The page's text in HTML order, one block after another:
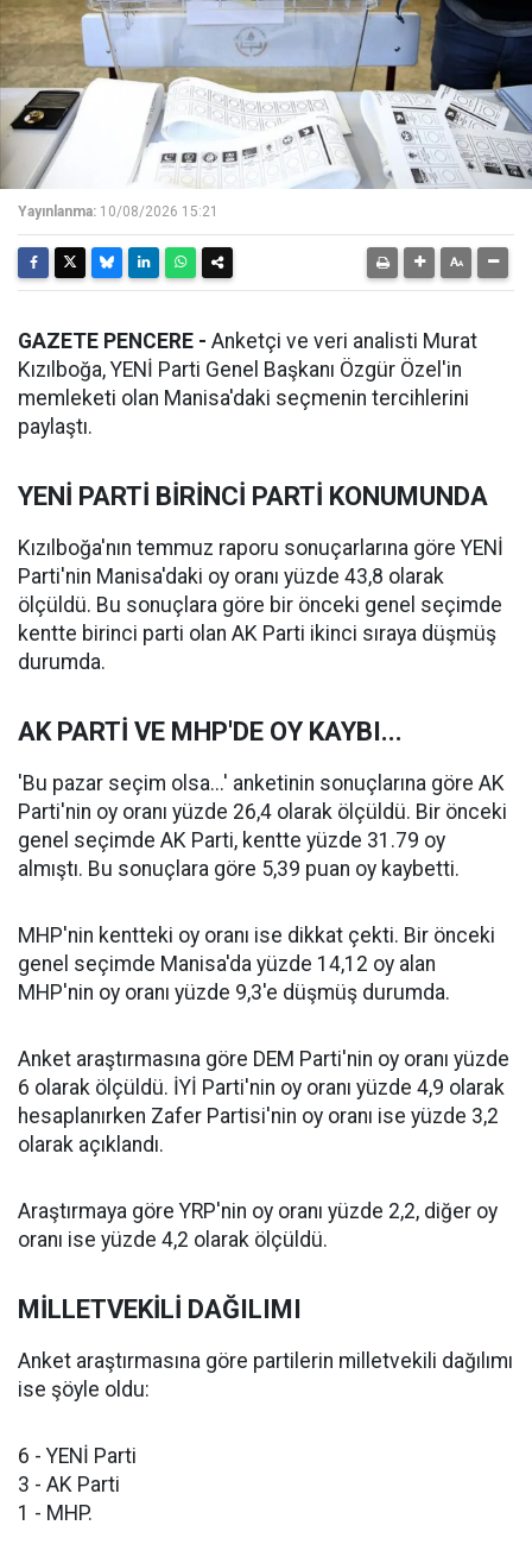
Yayınlanma: 10/08/2026 15:21
GAZETE PENCERE - Anketçi ve veri analisti Murat
Kızılboğa, YENİ Parti Genel Başkanı Özgür Özel'in
memleketi olan Manisa'daki seçmenin tercihlerini
paylaştı.
YENİ PARTİ BİRİNCİ PARTİ KONUMUNDA
Kızılboğa'nın temmuz raporu sonuçarlarına göre YENİ
Parti'nin Manisa'daki oy oranı yüzde 43,8 olarak
ölçüldü. Bu sonuçlara göre bir önceki genel seçimde
kentte birinci parti olan AK Parti ikinci sıraya düşmüş
durumda.
AK PARTİ VE MHP'DE OY KAYBI...
'Bu pazar seçim olsa...' anketinin sonuçlarına göre AK
Parti'nin oy oranı yüzde 26,4 olarak ölçüldü. Bir önceki
genel seçimde AK Parti, kentte yüzde 31.79 oy
almıştı. Bu sonuçlara göre 5,39 puan oy kaybetti.
MHP'nin kentteki oy oranı ise dikkat çekti. Bir önceki
genel seçimde Manisa'da yüzde 14,12 oy alan
MHP'nin oy oranı yüzde 9,3'e düşmüş durumda.
Anket araştırmasına göre DEM Parti'nin oy oranı yüzde
6 olarak ölçüldü. İYİ Parti'nin oy oranı yüzde 4,9 olarak
hesaplanırken Zafer Partisi'nin oy oranı ise yüzde 3,2
olarak açıklandı.
Araştırmaya göre YRP'nin oy oranı yüzde 2,2, diğer oy
oranı ise yüzde 4,2 olarak ölçüldü.
MİLLETVEKİLİ DAĞILIMI
Anket araştırmasına göre partilerin milletvekili dağılımı
ise şöyle oldu:
6 - YENİ Parti
3 - AK Parti
1 - MHP.